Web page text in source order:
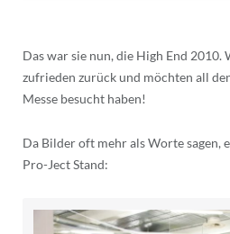
Das war sie nun, die High End 2010.
zufrieden zurück und möchten all
Messe besucht haben!
Da Bilder oft mehr als Worte sagen,
Pro-Ject Stand: